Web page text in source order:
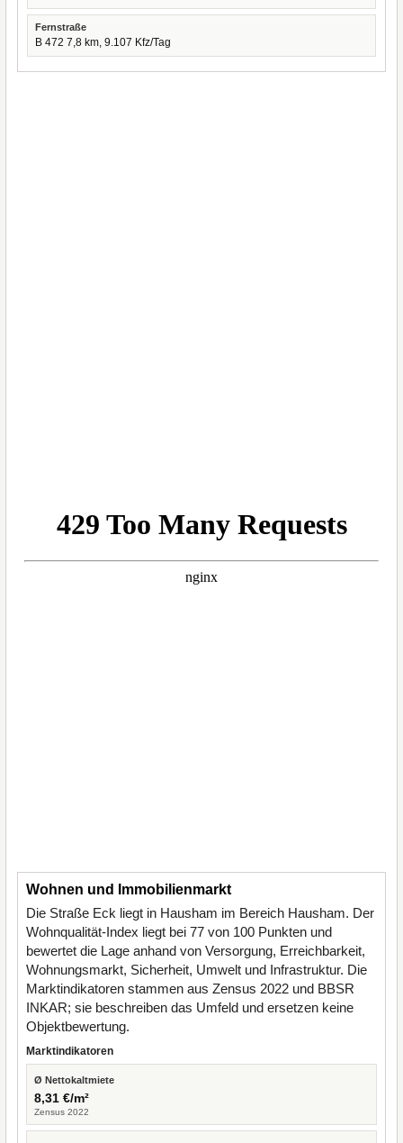
Fernstraße
B 472 7,8 km, 9.107 Kfz/Tag
Wohnen und Immobilienmarkt
Die Straße Eck liegt in Hausham im Bereich Hausham. Der
Wohnqualität-Index liegt bei 77 von 100 Punkten und
bewertet die Lage anhand von Versorgung, Erreichbarkeit,
Wohnungsmarkt, Sicherheit, Umwelt und Infrastruktur. Die
Marktindikatoren stammen aus Zensus 2022 und BBSR
INKAR; sie beschreiben das Umfeld und ersetzen keine
Objektbewertung.
Marktindikatoren
Ø Nettokaltmiete
8,31 €/m²
Zensus 2022